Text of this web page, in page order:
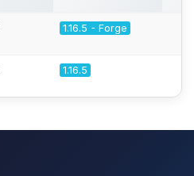
1.16.5 - Forge
1.16.5